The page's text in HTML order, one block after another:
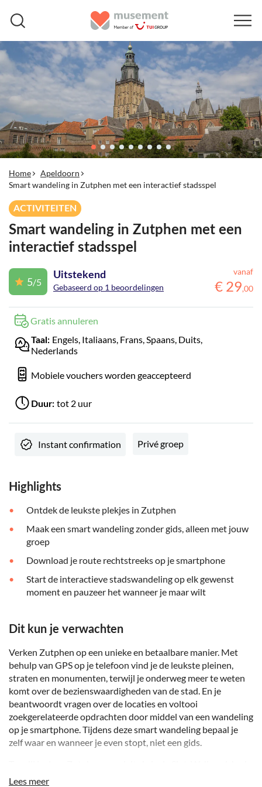
Home
Apeldoorn
Smart wandeling in Zutphen met een interactief stadsspel
ACTIVITEITEN
Smart wandeling in Zutphen met een
interactief stadsspel
5/5
Uitstekend
Gebaseerd op 1 beoordelingen
vanaf
€ 29,00
Gratis annuleren
Taal: Engels, Italiaans, Frans, Spaans, Duits,
Nederlands
Mobiele vouchers worden geaccepteerd
Duur: tot 2 uur
Instant confirmation Privé groep
Highlights
Ontdek de leukste plekjes in Zutphen
Maak een smart wandeling zonder gids, alleen met jouw
groep
Download je route rechtstreeks op je smartphone
Start de interactieve stadswandeling op elk gewenst
moment en pauzeer het wanneer je maar wilt
Dit kun je verwachten
Verken Zutphen op een unieke en betaalbare manier. Met
behulp van GPS op je telefoon vind je de leukste pleinen,
straten en monumenten, terwijl je onderweg meer te weten
komt over de bezienswaardigheden van de stad. En je
beantwoordt vragen over de locaties en voltooi
zoekgerelateerde opdrachten door middel van een wandeling
op je smartphone. Tijdens deze smart wandeling bepaal je
zelf waar en wanneer je even stopt, niet een gids.
de Wijnhuistoren, het Oude Bornhof, de Broederenkerk, de
Lees meer